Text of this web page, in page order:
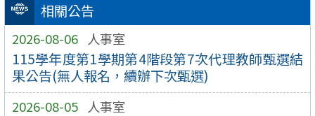
相關公告
2026-08-06 人事室
115學年度第1學期第4階段第7次代理教師甄選結
果公告(無人報名，續辦下次甄選)
2026-08-05 人事室